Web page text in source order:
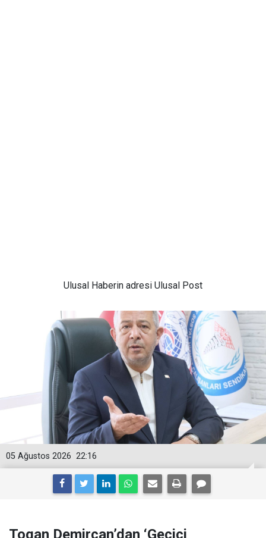
Ulusal Haberin adresi Ulusal Post
22:16
05 Ağustos 2026
Togan Demircan’dan ‘Geçici